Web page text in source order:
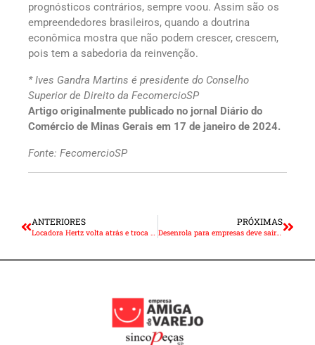
prognósticos contrários, sempre voou. Assim são os
empreendedores brasileiros, quando a doutrina
econômica mostra que não podem crescer, crescem,
pois tem a sabedoria da reinvenção.
* Ives Gandra Martins é presidente do Conselho
Superior de Direito da FecomercioSP
Artigo originalmente publicado no jornal Diário do
Comércio de Minas Gerais em 17 de janeiro de 2024.
Fonte: FecomercioSP
ANTERIORES
Locadora Hertz volta atrás e troca carros elétricos por modelos a gasolina
PRÓXIMAS
Desenrola para empresas deve sair neste trimestre, diz Márcio França